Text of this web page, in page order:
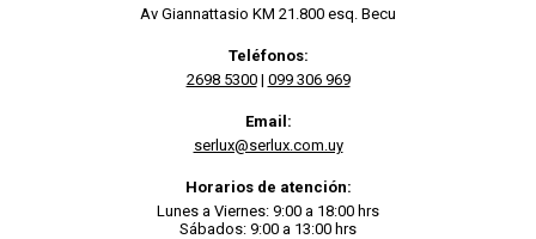
Av Giannattasio KM 21.800 esq. Becu
Teléfonos:
2698 5300| 099 306 969
Email:
serlux@serlux.com.uy
Horarios de atención:
Lunes a Viernes: 9:00 a 18:00 hrs
Sábados: 9:00 a 13:00 hrs